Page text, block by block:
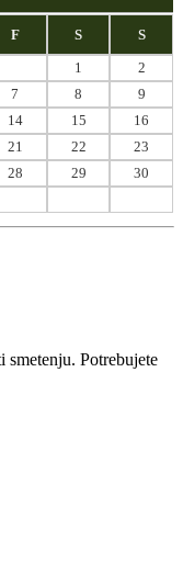
F S
S
1
2
7 8
9
14 15
16
21 22
23
28 29
30
smetenju. Potrebujete